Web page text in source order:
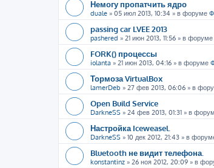
Немогу пропатчить ядро
duale » 05 июл 2013, 10:34 » в форуме
passing car LVEE 2013
pashered » 21 июн 2013, 11:56 » в форуме
FORK() процессы
iolanta » 21 июн 2013, 04:16 » в форуме
Тормоза VirtualBox
lamerDeb » 27 фев 2013, 06:06 » в
Open Build Service
DarkneSS » 24 фев 2013, 01:31 » в
Настройка Iceweasel.
DarkneSS » 10 дек 2012, 21:43 » в
Bluetooth не видит телефона.
konstantinz » 26 ноя 2012, 20:09 » в